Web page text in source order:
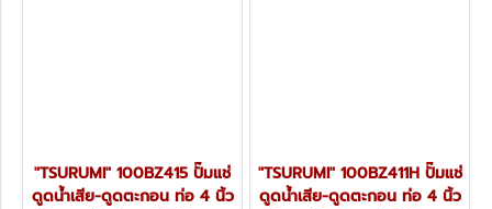
"TSURUMI" 100BZ415 ปั๊มแช่
ดูดน้ำเสีย-ดูดตะกอน ท่อ 4 นิ้ว
"TSURUMI" 100BZ411H ปั๊มแช่
ดูดน้ำเสีย-ดูดตะกอน ท่อ 4 นิ้ว